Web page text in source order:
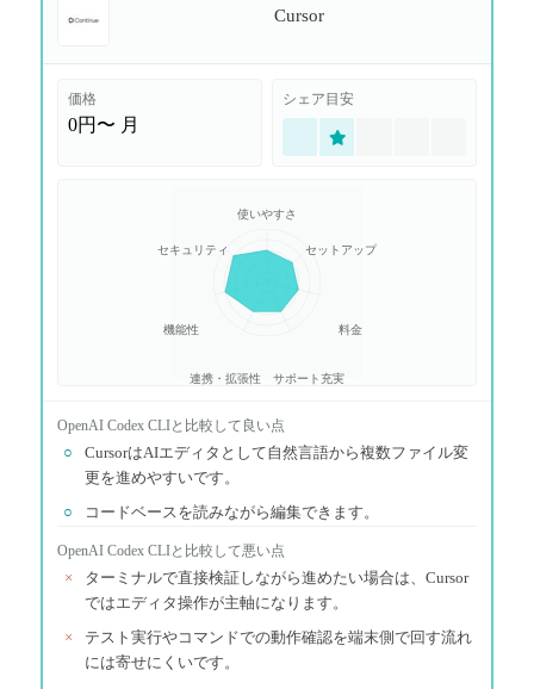
Cursor
価格
0円〜 月
シェア目安
使いやすさ
セットアップ
料金
サポート充実
連携・拡張性
機能性
セキュリティ
OpenAI Codex CLIと比較して良い点
○
CursorはAIエディタとして自然言語から複数ファイル変
更を進めやすいです。
○
コードベースを読みながら編集できます。
OpenAI Codex CLIと比較して悪い点
×
ターミナルで直接検証しながら進めたい場合は、Cursor
ではエディタ操作が主軸になります。
×
テスト実行やコマンドでの動作確認を端末側で回す流れ
には寄せにくいです。